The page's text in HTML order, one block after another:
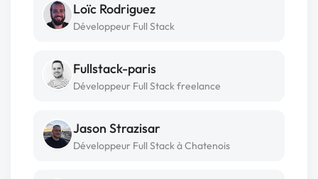
Loïc Rodriguez
Développeur Full Stack
Fullstack-paris
Développeur Full Stack freelance
Jason Strazisar
Développeur Full Stack à Chatenois